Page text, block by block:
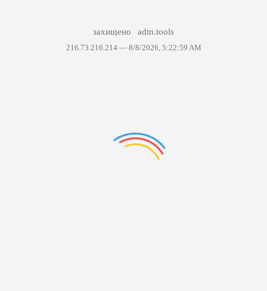
захищено adm.tools
216.73.216.214 — 8/8/2026, 5:22:59 AM